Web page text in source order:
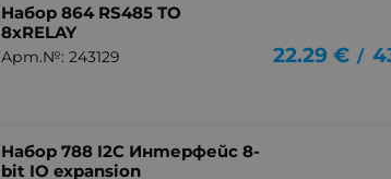
Набор 864 RS485 TO
8xRELAY
Арт.№: 243129 22.29 € /
Набор 788 I2C Интерфейс 8-
bit IO expansion